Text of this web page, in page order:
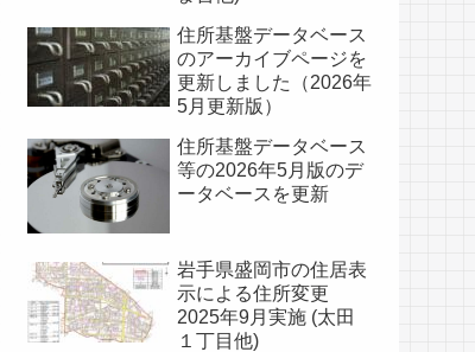
住所基盤データベース
のアーカイブページを
更新しました（2026年
5月更新版）
住所基盤データベース
等の2026年5月版のデ
ータベースを更新
岩手県盛岡市の住居表
示による住所変更
2025年9月実施 (太田
１丁目他)